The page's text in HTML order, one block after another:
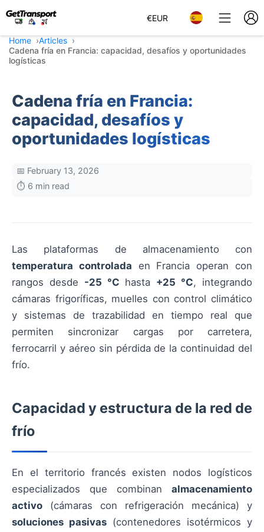
€EUR
Home
Articles
Cadena fría en Francia: capacidad, desafíos y oportunidades
logísticas
Cadena fría en Francia:
capacidad, desafíos y
oportunidades logísticas
📅 February 13, 2026
⏱️ 6 min read
Las plataformas de almacenamiento con
temperatura controlada en Francia operan con
rangos desde -25 °C hasta +25 °C, integrando
cámaras frigoríficas, muelles con control climático
y sistemas de trazabilidad en tiempo real que
permiten sincronizar cargas por carretera,
ferrocarril y aéreo sin pérdida de la continuidad del
frío.
Capacidad y estructura de la red de
frío
En el territorio francés existen nodos logísticos
especializados que combinan almacenamiento
activo (cámaras con refrigeración mecánica) y
soluciones pasivas (contenedores isotérmicos y